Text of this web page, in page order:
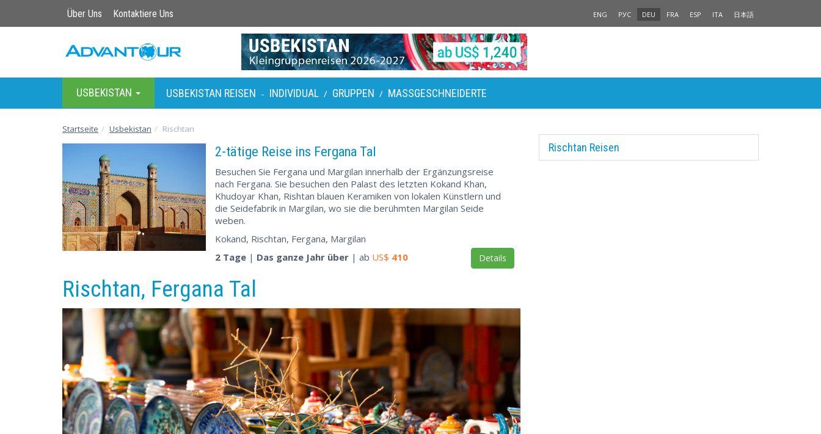
Über Uns Kontaktiere Uns ENG РУС DEU FRA ESP ITA 日本語
USBEKISTAN USBEKISTAN REISEN - INDIVIDUAL / GRUPPEN / MASSGESCHNEIDERTE
Startseite Usbekistan Rischtan
2-tätige Reise ins Fergana Tal
Besuchen Sie Fergana und Margilan innerhalb der Ergänzungsreise
nach Fergana. Sie besuchen den Palast des letzten Kokand Khan,
Khudoyar Khan, Rishtan blauen Keramiken von lokalen Künstlern und
die Seidefabrik in Margilan, wo sie die berühmten Margilan Seide
weben.
Kokand, Rischtan, Fergana, Margilan
2 Tage | Das ganze Jahr über | ab US$ 410 Details
Rischtan, Fergana Tal
Rischtan Reisen